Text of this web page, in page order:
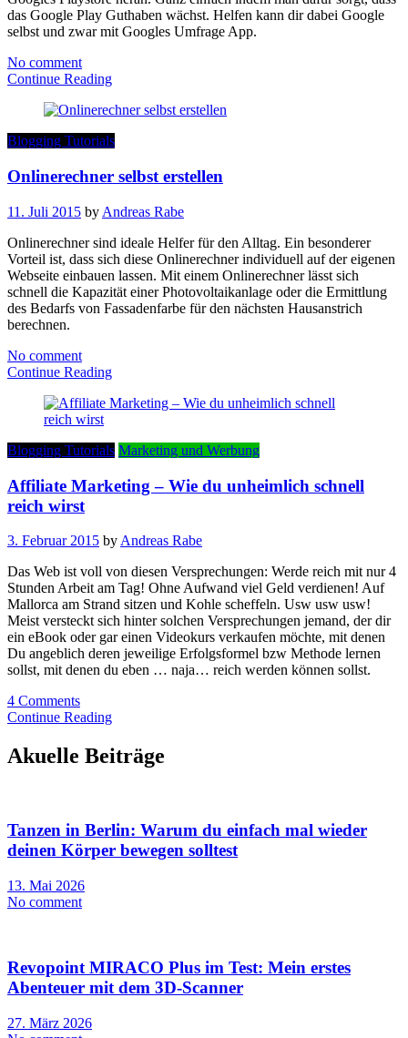
das Google Play Guthaben wächst. Helfen kann dir dabei Google
selbst und zwar mit Googles Umfrage App.
No comment
Continue Reading
Blogging Tutorials
Onlinerechner selbst erstellen
11. Juli 2015 by Andreas Rabe
Onlinerechner sind ideale Helfer für den Alltag. Ein besonderer
Vorteil ist, dass sich diese Onlinerechner individuell auf der eigenen
Webseite einbauen lassen. Mit einem Onlinerechner lässt sich
schnell die Kapazität einer Photovoltaikanlage oder die Ermittlung
des Bedarfs von Fassadenfarbe für den nächsten Hausanstrich
berechnen.
No comment
Continue Reading
Blogging Tutorials Marketing und Werbung
Affiliate Marketing – Wie du unheimlich schnell
reich wirst
3. Februar 2015 by Andreas Rabe
Das Web ist voll von diesen Versprechungen: Werde reich mit nur 4
Stunden Arbeit am Tag! Ohne Aufwand viel Geld verdienen! Auf
Mallorca am Strand sitzen und Kohle scheffeln. Usw usw usw!
Meist versteckt sich hinter solchen Versprechungen jemand, der dir
ein eBook oder gar einen Videokurs verkaufen möchte, mit denen
Du angeblich deren jeweilige Erfolgsformel bzw Methode lernen
sollst, mit denen du eben … naja… reich werden können sollst.
4 Comments
Continue Reading
Akuelle Beiträge
Tanzen in Berlin: Warum du einfach mal wieder
deinen Körper bewegen solltest
13. Mai 2026
No comment
Revopoint MIRACO Plus im Test: Mein erstes
Abenteuer mit dem 3D-Scanner
27. März 2026